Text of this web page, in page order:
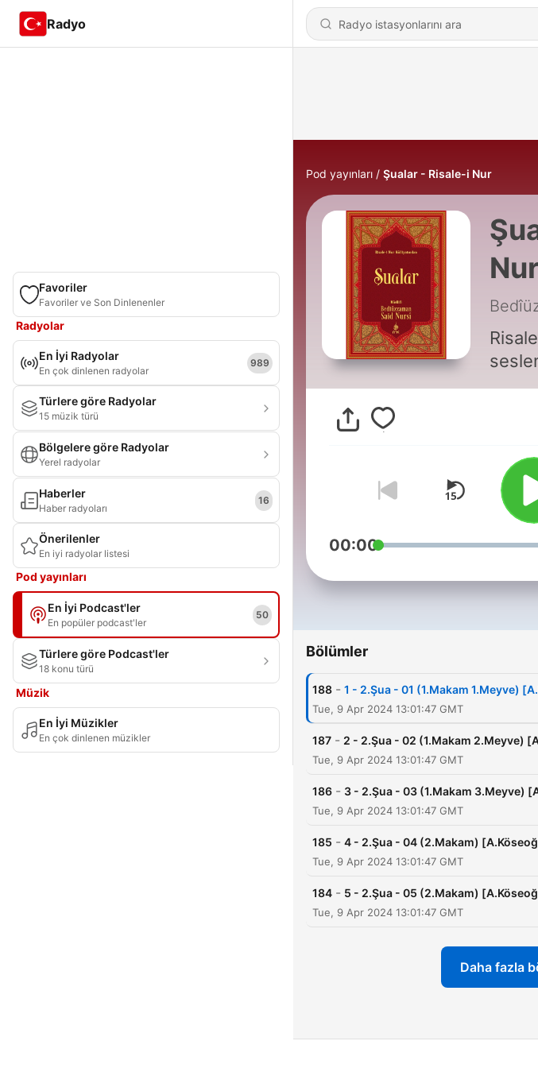
Radyo
Favoriler
Favoriler ve Son Dinlenenler
Radyolar
En İyi Radyolar
En çok dinlenen radyolar
989
Türlere göre Radyolar
15 müzik türü
Bölgelere göre Radyolar
Yerel radyolar
Haberler
Haber radyoları
16
Önerilenler
En iyi radyolar listesi
Pod yayınları
En İyi Podcast'ler
En popüler podcast'ler
50
Türlere göre Podcast'ler
18 konu türü
Müzik
En İyi Müzikler
En çok dinlenen müzikler
Pod yayınları Şualar - Risale-i Nur
Nur
00:00
Bölümler
188 - 1 - 2.Şua - 01 (1.Makam 1.Meyve)
Tue, 9 Apr 2024 13:01:47 GMT
187 - 2 - 2.Şua - 02 (1.Makam 2.Meyve)
Tue, 9 Apr 2024 13:01:47 GMT
186 - 3 - 2.Şua - 03 (1.Makam 3.Meyve)
Tue, 9 Apr 2024 13:01:47 GMT
185 - 4 - 2.Şua - 04 (2.Makam)
Tue, 9 Apr 2024 13:01:47 GMT
184 - 5 - 2.Şua - 05 (2.Makam)
Tue, 9 Apr 2024 13:01:47 GMT
Daha fazla